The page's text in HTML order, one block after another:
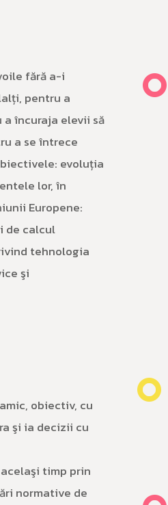
fără a-i
pentru a
încuraja elevii să
a se întrece
evoluția
lor, în
Europene:
de calcul
tehnologia
şi
obiectiv, cu
şi ia decizii cu
timp prin
normative de